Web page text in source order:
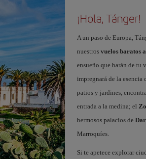
¡Hola, Tánger!
A un paso de Europa,
nuestros vuelos baratos
ensueño que harán de tu
impregnará de la esencia
patios y jardines,
entrada a la medina; el
hermosos palacios de
Marroquíes.
Si te apetece explorar